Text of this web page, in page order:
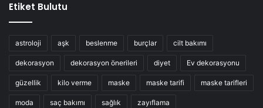
Etiket Bulutu
astroloji aşk beslenme burçlar cilt bakımı
dekorasyon dekorasyon önerileri diyet Ev dekorasyonu
güzellik kilo verme maske maske tarifi maske tarifleri
moda saç bakımı sağlık zayıflama